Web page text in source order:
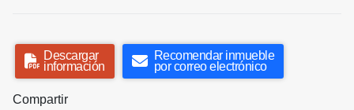
Descargar
información
Recomendar inmueble
por correo electrónico
Compartir